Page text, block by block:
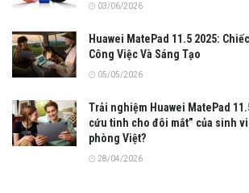
03/06/2026
Huawei MatePad 11.5 2025:
Công Việc Và Sáng Tạo
05/05/2026
Trải nghiệm Huawei MatePad
cứu tinh cho đôi mắt” của sinh
phòng Việt?
28/04/2026